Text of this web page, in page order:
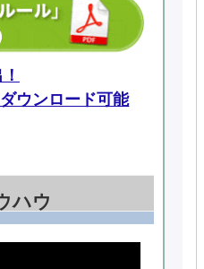
ウンロード可能
ハウ